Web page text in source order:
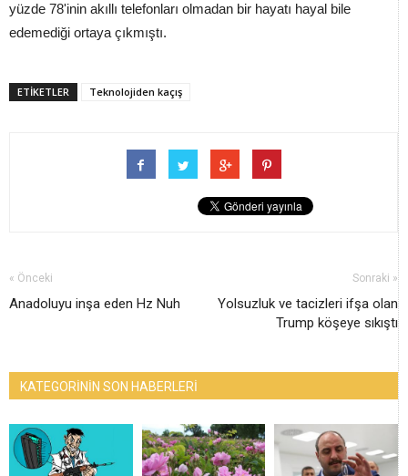
yüzde 78'inin akıllı telefonları olmadan bir hayatı hayal bile
edemediği ortaya çıkmıştı.
ETİKETLER Teknolojiden kaçış
« Önceki
Anadoluyu inşa eden Hz Nuh
Sonraki »
Yolsuzluk ve tacizleri ifşa olan
Trump köşeye sıkıştı
KATEGORİNİN SON HABERLERİ